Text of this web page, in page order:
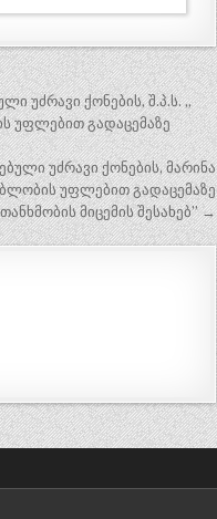
უძრავი ქონების, შ.პ.ს. „
უფლებით გადაცემაზე
უძრავი ქონების, მარინა
უფლებით გადაცემაზე
მიცემის შესახებ” →